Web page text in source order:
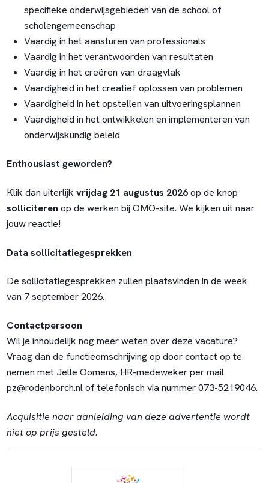
specifieke onderwijsgebieden van de school of
scholengemeenschap
Vaardig in het aansturen van professionals
Vaardig in het verantwoorden van resultaten
Vaardig in het creëren van draagvlak
Vaardigheid in het creatief oplossen van problemen
Vaardigheid in het opstellen van uitvoeringsplannen
Vaardigheid in het ontwikkelen en implementeren van
onderwijskundig beleid
Enthousiast geworden?
Klik dan uiterlijk vrijdag 21 augustus 2026op de knop
solliciteren op de werken bij OMO-site. We kijken uit naar
jouw reactie!
Data sollicitatiegesprekken
De sollicitatiegesprekken zullen plaatsvinden in de week
van 7 september 2026.
Contactpersoon
Wil je inhoudelijk nog meer weten over deze vacature?
Vraag dan de functieomschrijving op door contact op te
nemen met Jelle Oomens, HR-medeweker per mail
pz@rodenborch.nlof telefonisch via nummer 073-5219046.
Acquisitie naar aanleiding van deze advertentie wordt
niet op prijs gesteld.